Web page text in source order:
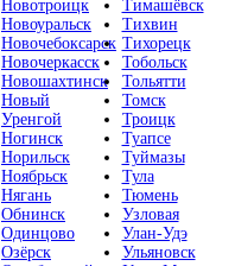
Новотроицк
Новоуральск
Новочебоксарск
Новочеркасск
Новошахтинск
Новый
Уренгой
Ногинск
Норильск
Ноябрьск
Нягань
Обнинск
Одинцово
Озёрск
Тимашёвск
Тихвин
Тихорецк
Тобольск
Тольятти
Томск
Троицк
Туапсе
Туймазы
Тула
Тюмень
Узловая
Улан-Удэ
Ульяновск